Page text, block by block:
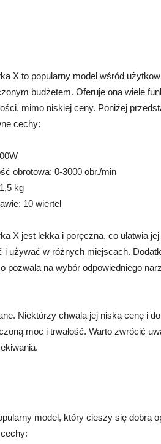
X to popularny model wśród
budżetem. Oferuje ona wiele
mimo niskiej ceny. Poniżej
cechy:
obrotowa: 0-3000 obr./min
kg
10 wiertel
X jest lekka i poręczna, co ułatwia jej
i używać w różnych miejscach.
pozwala na wybór odpowiedniego
Niektórzy chwalą jej niską cenę i
moc i trwałość. Warto zwrócić
model, który cieszy się dobrą